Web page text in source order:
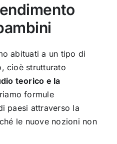
abituati a un tipo di
cioè strutturato
teorico e la
formule
paesi attraverso la
le nuove nozioni non